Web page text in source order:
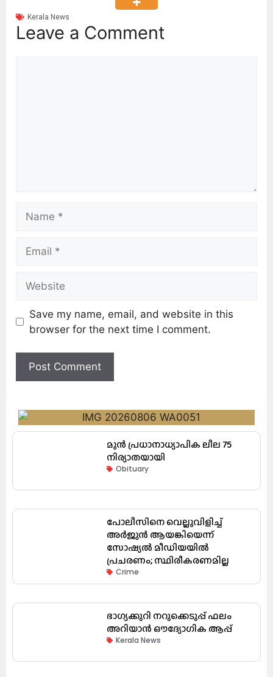
Kerala News
Leave a Comment
Save my name, email, and website in this
browser for the next time I comment.
മുൻ പ്രധാനാധ്യാപിക ലീല 75
നിര്യാതയായി
Obituary
പോലീസിനെ വെല്ലുവിളിച്ച്
അർജുൻ ആയങ്കിയെന്ന്
സോഷ്യൽ മീഡിയയിൽ
പ്രചരണം; സ്ഥിരീകരണമില്ല
Crime
ഭാഗ്യക്കുറി നറുക്കെടുപ്പ് ഫലം
അറിയാൻ ഔദ്യോഗിക ആപ്പ്
Kerala News